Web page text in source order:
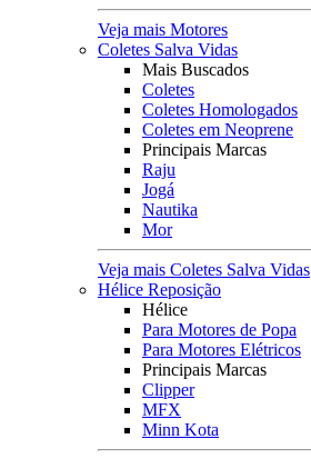
Veja mais Motores
Coletes Salva Vidas
Mais Buscados
Coletes
Coletes Homologados
Coletes em Neoprene
Principais Marcas
Raju
Jogá
Nautika
Mor
Veja mais Coletes Salva Vidas
Hélice Reposição
Hélice
Para Motores de Popa
Para Motores Elétricos
Principais Marcas
Clipper
MFX
Minn Kota